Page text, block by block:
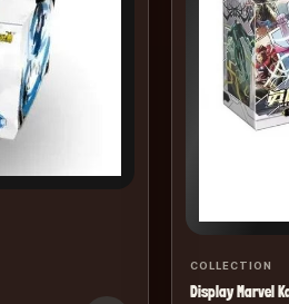
COLLECTION
Display Marvel